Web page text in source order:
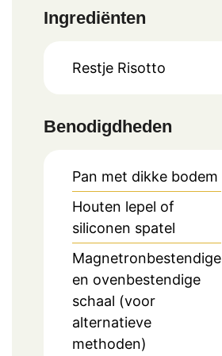
Ingrediënten
Restje Risotto
Benodigdheden
Pan met dikke bodem
Houten lepel of
siliconen spatel
Magnetronbestendige
en ovenbestendige
schaal (voor
alternatieve
methoden)